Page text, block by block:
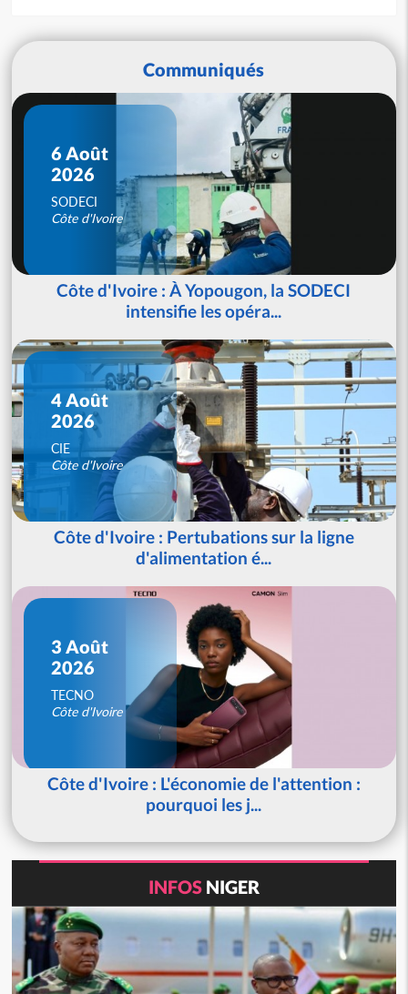
Communiqués
6 Août
2026
SODECI
Côte d'Ivoire
Côte d'Ivoire : À Yopougon, la SODECI
intensifie les opéra...
4 Août
2026
CIE
Côte d'Ivoire
Côte d'Ivoire : Pertubations sur la ligne
d'alimentation é...
3 Août
2026
TECNO
Côte d'Ivoire
Côte d'Ivoire : L'économie de l'attention :
pourquoi les j...
INFOS NIGER